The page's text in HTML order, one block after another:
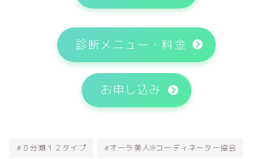
診断メニュー・料金
お申し込み
#８分類１２タイプ #オーラ美人®コーディネーター協会